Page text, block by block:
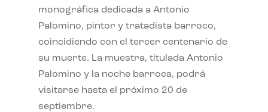
monográfica dedicada a Antonio
Palomino, pintor y tratadista barroco,
coincidiendo con el tercer centenario de
su muerte. La muestra, titulada Antonio
Palomino y la noche barroca, podrá
visitarse hasta el próximo 20 de
septiembre.